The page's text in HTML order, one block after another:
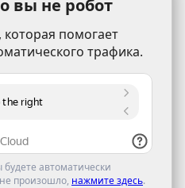
вы не робот
которая помогает
трафика.
автоматически
произошло, нажмите здесь.